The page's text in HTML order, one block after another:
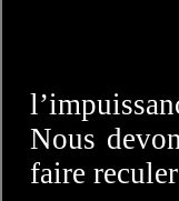
Nous
faire